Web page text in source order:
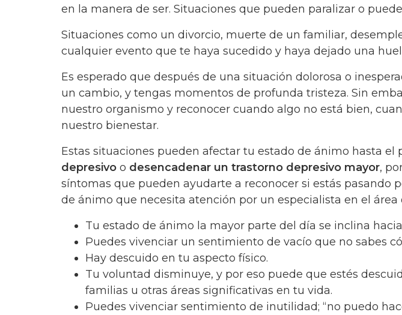
en la manera de ser. Situaciones que pueden paralizar o
Situaciones como un divorcio, muerte de un familiar,
cualquier evento que te haya sucedido y haya dejado una
Es esperado que después de una situación dolorosa o
un cambio, y tengas momentos de profunda tristeza. Sin
nuestro organismo y reconocer cuando algo no está bien,
nuestro bienestar.
Estas situaciones pueden afectar tu estado de ánimo hasta el
depresivo o desencadenar un trastorno depresivo mayor,
síntomas que pueden ayudarte a reconocer si estás pasando
de ánimo que necesita atención por un especialista en el área
Tu estado de ánimo la mayor parte del día se inclina
Puedes vivenciar un sentimiento de vacío que no sabes
Hay descuido en tu aspecto físico.
Tu voluntad disminuye, y por eso puede que estés
familias u otras áreas significativas en tu vida.
Puedes vivenciar sentimiento de inutilidad; “no puedo